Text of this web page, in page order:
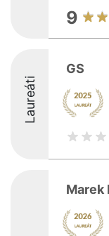
9
Laureáti
GS
Marek